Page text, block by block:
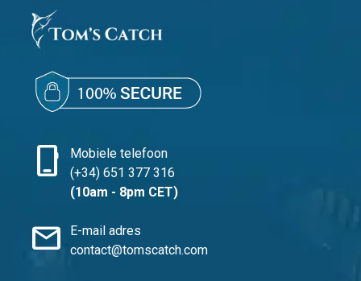
phone_iphone
Mobiele telefoon
(+34) 651 377 316
(10am - 8pm CET)
mail
E-mail adres
contact@tomscatch.com